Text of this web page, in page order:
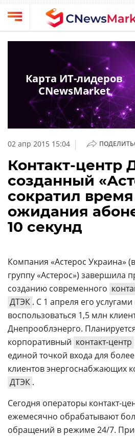
Выбрать
провайдера
Компании
обзоры
кабинет
О
проекте
CNews
Аналитика
Техника
Об
издании
Реклама
Вакансии
Контакты
Max
Telegram
Дзен
VK
Rutube
CNews
Конференции
Техника
02 апр 2015 15:04 |
Контакт-центр
созданный
сократил время
ожидания
10 секунд
Компания «Астерос Украина»
группу «Астерос») завершила
созданию современного
ДТЭК . С 1 апреля его услугами
воспользоваться 1,5 млн
Днепрооблэнерго.
корпоративный контакт-центр
единой точкой входа для
клиентов энергоснабжающих
ДТЭК .
Сегодня операторы контакт-
ежемесячно обрабатывают
обращений в режиме 24/7.
Карта ИТ-лидеров
CNewsMarket